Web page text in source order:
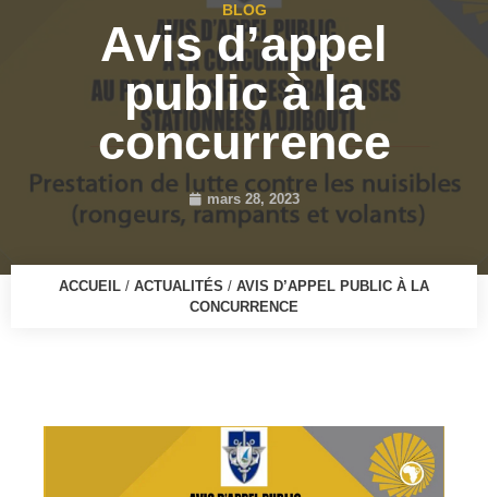
BLOG
Avis d’appel
public à la
concurrence
mars 28, 2023
ACCUEIL / ACTUALITÉS / AVIS D’APPEL PUBLIC À LA
CONCURRENCE